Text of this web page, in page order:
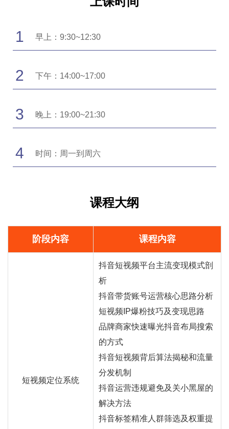
1 早上：9:30~12:30
2 下午：14:00~17:00
3 晚上：19:00~21:30
4 时间：周一到周六
课程大纲
阶段内容 课程内容
短视频定位系统
抖音短视频平台主流变现模式剖
析
抖音带货账号运营核心思路分析
短视频IP爆粉技巧及变现思路
品牌商家快速曝光抖音布局搜索
的方式
抖音短视频背后算法揭秘和流量
分发机制
抖音运营违规避免及关小黑屋的
解决方法
抖音标签精准人群筛选及权重提